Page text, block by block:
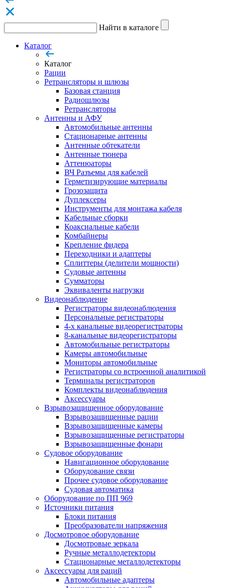
Найти в каталоге
Каталог
Каталог
Рации
Ретрансляторы и шлюзы
Базовая станция
Радиошлюзы
Ретрансляторы
Антенны и АФУ
Автомобильные антенны
Стационарные антенны
Антенные обтекатели
Антенные тюнера
Аттенюаторы
ВЧ Разъемы для кабелей
Герметизирующие материалы
Грозозащита
Дуплексеры
Инструменты для монтажа кабеля
Кабельные сборки
Коаксиальные кабели
Комбайнеры
Крепление фидера
Переходники и адаптеры
Сплиттеры (делители мощности)
Судовые антенны
Сумматоры
Эквиваленты нагрузки
Видеонаблюдение
Регистраторы видеонаблюдения
Персональные регистраторы
4-х канальные видеорегистраторы
8-канальные видеорегистраторы
Автомобильные регистраторы
Камеры автомобильные
Мониторы автомобильные
Регистраторы со встроенной аналитикой
Терминалы регистраторов
Комплекты видеонаблюдения
Аксессуары
Взрывозащищенное оборудование
Взрывозащищенные рации
Взрывозащищенные камеры
Взрывозащищенные регистраторы
Взрывозащищенные фонари
Судовое оборудование
Навигационное оборудование
Оборудование связи
Прочее судовое оборудование
Судовая автоматика
Оборудование по ПП 969
Источники питания
Блоки питания
Преобразователи напряжения
Досмотровое оборудование
Досмотровые зеркала
Ручные металлодетекторы
Стационарные металлодетекторы
Аксессуары для раций
Автомобильные адаптеры